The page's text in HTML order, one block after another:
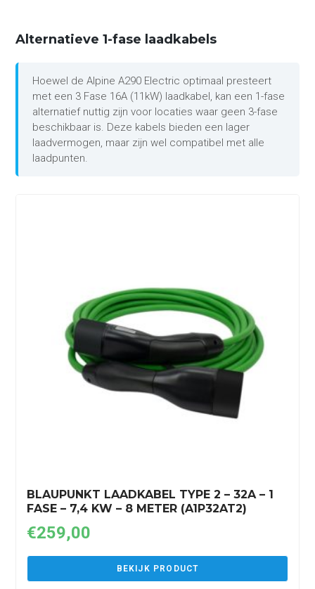
Alternatieve 1-fase laadkabels
Hoewel de Alpine A290 Electric optimaal presteert
met een 3 Fase 16A (11kW) laadkabel, kan een 1-fase
alternatief nuttig zijn voor locaties waar geen 3-fase
beschikbaar is. Deze kabels bieden een lager
laadvermogen, maar zijn wel compatibel met alle
laadpunten.
BLAUPUNKT LAADKABEL TYPE 2 – 32A – 1
FASE – 7,4 KW – 8 METER (A1P32AT2)
€259,00
BEKIJK PRODUCT